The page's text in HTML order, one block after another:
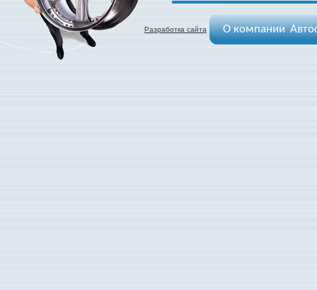
Разработка сайта О компании